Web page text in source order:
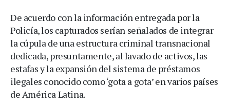
De acuerdo con la información entregada por la
Policía, los capturados serían señalados de integrar
la cúpula de una estructura criminal transnacional
dedicada, presuntamente, al lavado de activos, las
estafas y la expansión del sistema de préstamos
ilegales conocido como ‘gota a gota’ en varios países
de América Latina.